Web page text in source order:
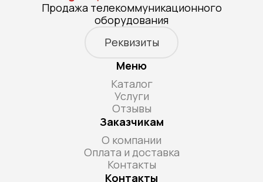
Продажа телекоммуникационного
оборудования
Реквизиты
Меню
Каталог
Услуги
Отзывы
Заказчикам
О компании
Оплата и доставка
Контакты
Контакты